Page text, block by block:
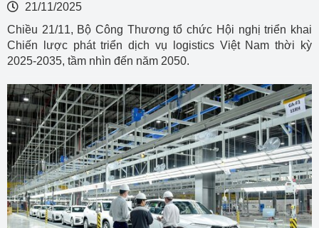
21/11/2025
Chiều 21/11, Bộ Công Thương tổ chức Hội nghị triển khai
Chiến lược phát triển dịch vụ logistics Việt Nam thời kỳ
2025-2035, tầm nhìn đến năm 2050.